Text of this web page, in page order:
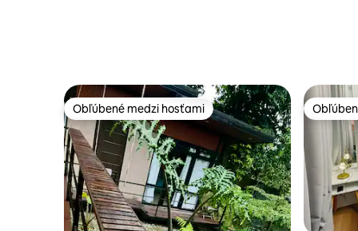
Obľúbené medzi hosťami
Obľúbené medzi hosťami